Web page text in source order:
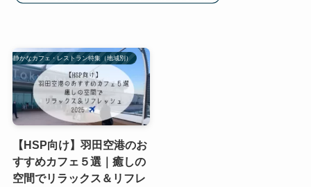
い静かなカフェ・レストラン特集（地域別）
【HSP向け】羽田空港のお
すすめカフェ５選｜癒しの
空間でリラックス＆リフレ